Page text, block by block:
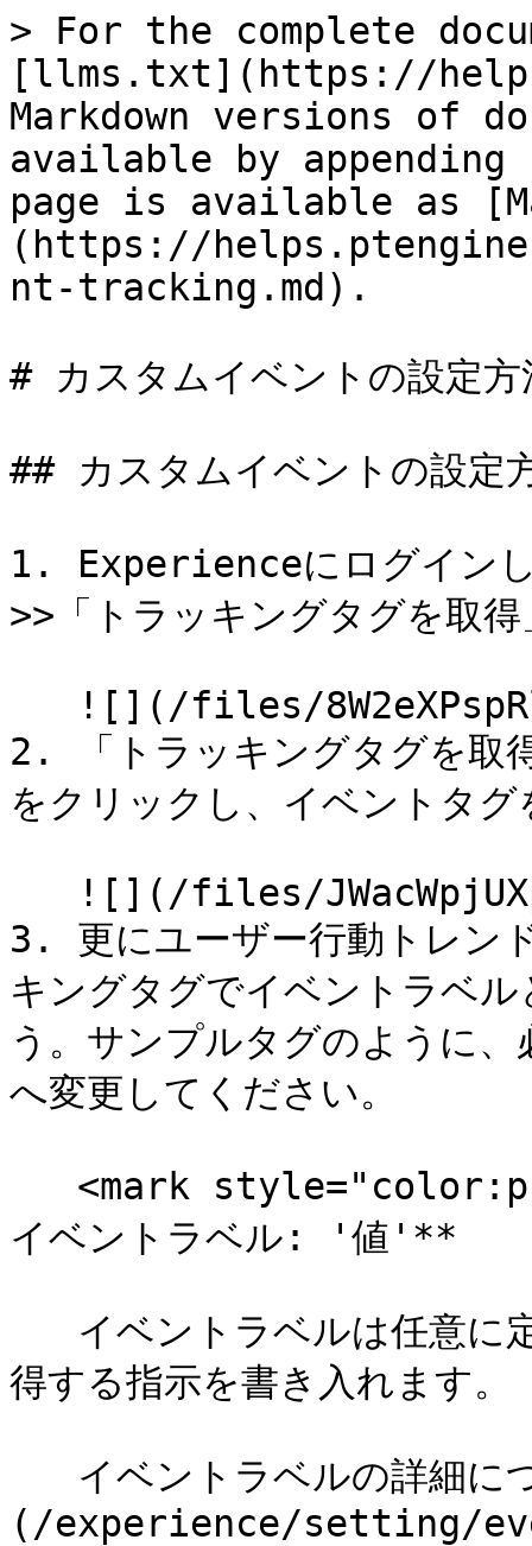
> For the complete
[llms.txt](https://
Markdown versions of
available by
page is available as
(https://
nt-tracking.md).
# カスタムイベントの設定方
## カスタムイベントの設定
1. Experienceにログインし
>>「トラッキングタグを取
2. 「トラッキングタグを取
をクリックし、イベントタ
3. 更にユーザー行動トレン
キングタグでイベントラベ
う。サンプルタグのように
へ変更してください。
イベントラベル: '値'**
得する指示を書き入れます。
(/experience/setting/